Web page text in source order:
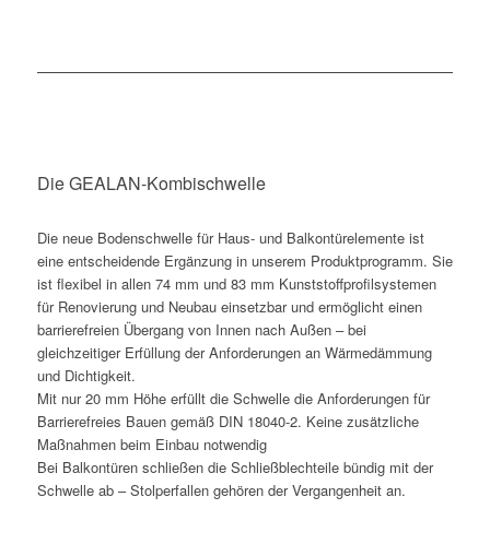
Die GEALAN-Kombischwelle
Die neue Bodenschwelle für Haus- und Balkontürelemente ist
eine entscheidende Ergänzung in unserem Produktprogramm. Sie
ist flexibel in allen 74 mm und 83 mm Kunststoffprofilsystemen
für Renovierung und Neubau einsetzbar und ermöglicht einen
barrierefreien Übergang von Innen nach Außen – bei
gleichzeitiger Erfüllung der Anforderungen an Wärmedämmung
und Dichtigkeit.
Mit nur 20 mm Höhe erfüllt die Schwelle die Anforderungen für
Barrierefreies Bauen gemäß DIN 18040-2. Keine zusätzliche
Maßnahmen beim Einbau notwendig
Bei Balkontüren schließen die Schließblechteile bündig mit der
Schwelle ab – Stolperfallen gehören der Vergangenheit an.